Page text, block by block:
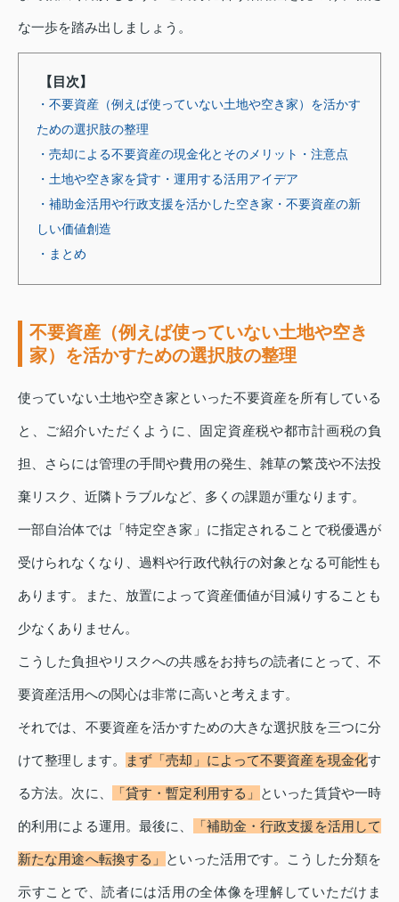
な一歩を踏み出しましょう。
【目次】
・不要資産（例えば使っていない土地や空き家）を活かす
ための選択肢の整理
・売却による不要資産の現金化とそのメリット・注意点
・土地や空き家を貸す・運用する活用アイデア
・補助金活用や行政支援を活かした空き家・不要資産の新
しい価値創造
・まとめ
不要資産（例えば使っていない土地や空き
家）を活かすための選択肢の整理
使っていない土地や空き家といった不要資産を所有している
と、ご紹介いただくように、固定資産税や都市計画税の負
担、さらには管理の手間や費用の発生、雑草の繁茂や不法投
棄リスク、近隣トラブルなど、多くの課題が重なります。
一部自治体では「特定空き家」に指定されることで税優遇が
受けられなくなり、過料や行政代執行の対象となる可能性も
あります。また、放置によって資産価値が目減りすることも
少なくありません。
こうした負担やリスクへの共感をお持ちの読者にとって、不
要資産活用への関心は非常に高いと考えます。
それでは、不要資産を活かすための大きな選択肢を三つに分
けて整理します。 まず「売却」によって不要資産を現金化す
る方法。次に、 「貸す・暫定利用する」 といった賃貸や一時
的利用による運用。最後に、 「補助金・行政支援を活用して
新たな用途へ転換する」 といった活用です。こうした分類を
示すことで、読者には活用の全体像を理解していただけま